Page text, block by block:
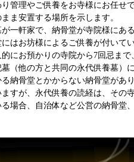
管理やご供養をお寺様にお任せ
ま安置する場所を示します。
一軒家で、納骨堂が寺院様にあ
はお坊様によるご供養が付いて
にお預かりの寺院から7回忌ま
（他の方と共同の永代供養墓）
納骨堂とかからない納骨堂があり
すが、永代供養の読経は、その
場合、自治体など公営の納骨堂